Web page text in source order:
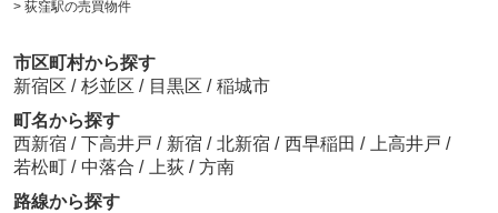
> 荻窪駅の売買物件
市区町村から探す
新宿区 / 杉並区 / 目黒区 / 稲城市
町名から探す
西新宿 / 下高井戸 / 新宿 / 北新宿 / 西早稲田 / 上高井戸 /
若松町 / 中落合 / 上荻 / 方南
路線から探す